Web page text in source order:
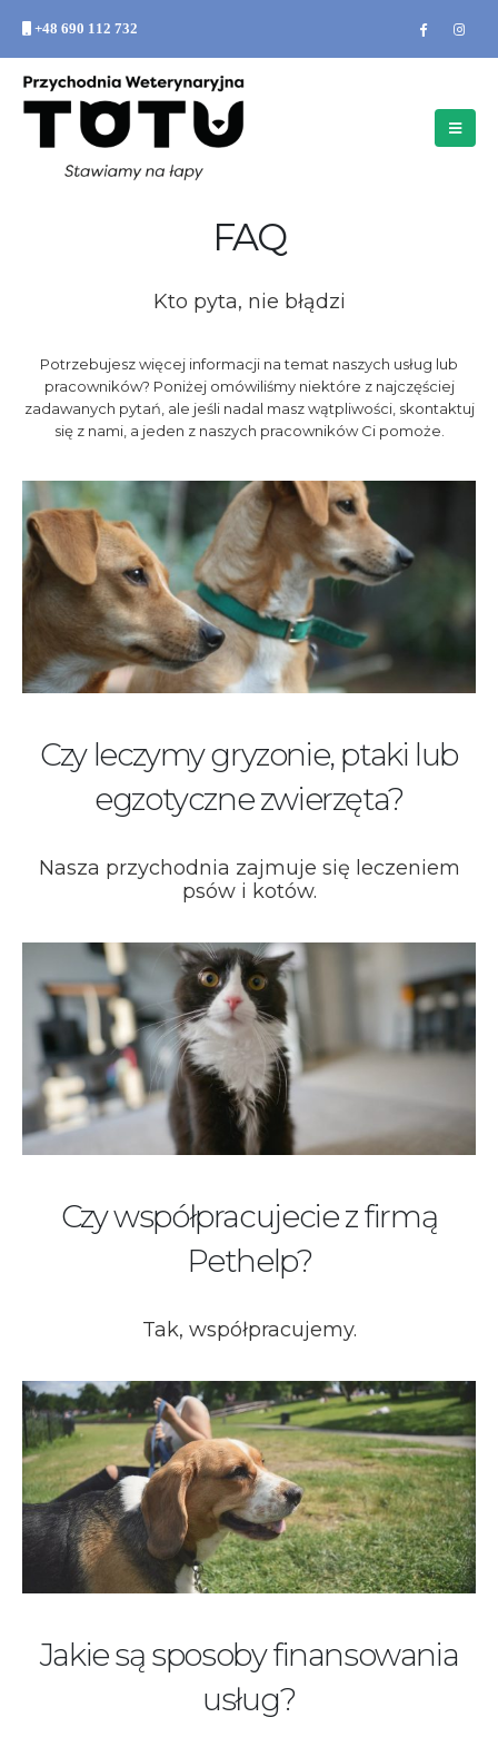
+48 690 112 732
FAQ
Kto pyta, nie błądzi
Potrzebujesz więcej informacji na temat naszych usług lub
pracowników? Poniżej omówiliśmy niektóre z najczęściej
zadawanych pytań, ale jeśli nadal masz wątpliwości, skontaktuj
się z nami, a jeden z naszych pracowników Ci pomoże.
Czy leczymy gryzonie, ptaki lub
egzotyczne zwierzęta?
Nasza przychodnia zajmuje się leczeniem
psów i kotów.
Czy współpracujecie z firmą
Pethelp?
Tak, współpracujemy.
Jakie są sposoby finansowania
usług?